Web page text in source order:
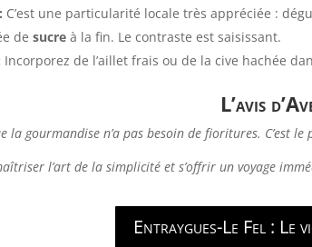
C’est une particularité locale très appréciée :
desucre à la fin. Le contraste est saisissant.
Incorporez de l’aillet frais ou de la cive hachée
L’avis
la gourmandise n’a pas besoin de fioritures. C’est
l’art de la simplicité et s’offrir un voyage
Entraygues-Le Fel : Le